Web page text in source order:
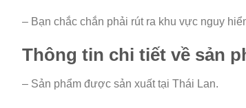
– Bạn chắc chắn phải rút ra khu vực nguy
Thông tin chi tiết về sản
– Sản phẩm được sản xuất tại Thái Lan.